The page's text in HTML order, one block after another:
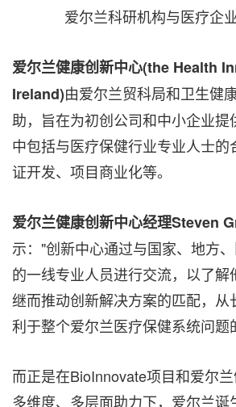
爱尔兰科研机构与医疗企
爱尔兰健康创新中心(the Health
Ireland)由爱尔兰贸科局和卫生健
助，旨在为初创公司和中小企业提
中包括与医疗保健行业专业人士
证开发、项目商业化等。
爱尔兰健康创新中心经理Steven
示："创新中心通过与国家、地方
的一线专业人员进行交流，以了解
继而推动创新解决方案的匹配，从
利于整个爱尔兰医疗保健系统问题
而正是在BioInnovate项目和爱尔
多维度、多层面助力下，爱尔兰诞